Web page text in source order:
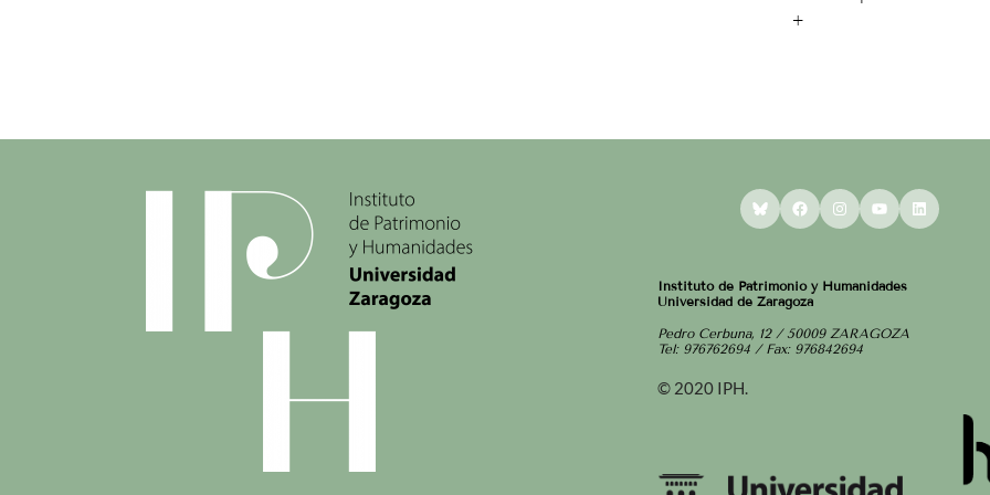
+
BlueskyFacebookInstagram
YouTube
Instituto de Patrimonio y Humanidades
Universidad de Zaragoza
Pedro Cerbuna, 12 / 50009 ZARAGOZA
Tel: 976762694 / Fax: 976842694
© 2020 IPH.